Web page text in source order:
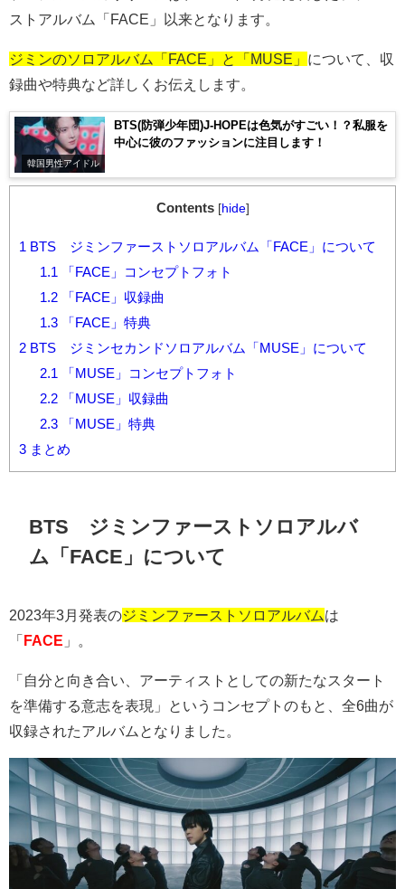
ストアルバム「 FACE 」以来となります。
ジミンのソロアルバム「FACE」と「MUSE」 について、収
録曲や特典など詳しくお伝えします。
韓国男性アイドル
BTS(防弾少年団)J-HOPEは色気がすごい！？私服を
中心に彼のファッションに注目します！
Contents [hide]
1
BTS ジミンファーストソロアルバム「FACE」について
1.1
「FACE」コンセプトフォト
1.2「FACE」収録曲
1.3「FACE」特典
2 BTS ジミンセカンドソロアルバム「MUSE」について
2.1
「MUSE」コンセプトフォト
2.2「MUSE」収録曲
2.3「MUSE」特典
3 まとめ
BTS ジミンファーストソロアルバ
ム「FACE」について
2023年3月発表のジミンファーストソロアルバムは
「 FACE 」。
「自分と向き合い、アーティストとしての新たなスタート
を準備する意志を表現」というコンセプトのもと、全6曲が
収録されたアルバムとなりました。